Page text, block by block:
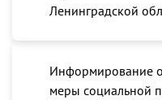
Ленинградской
Информирование
меры социальной